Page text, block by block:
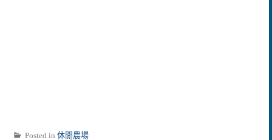
Posted in 休閒農場